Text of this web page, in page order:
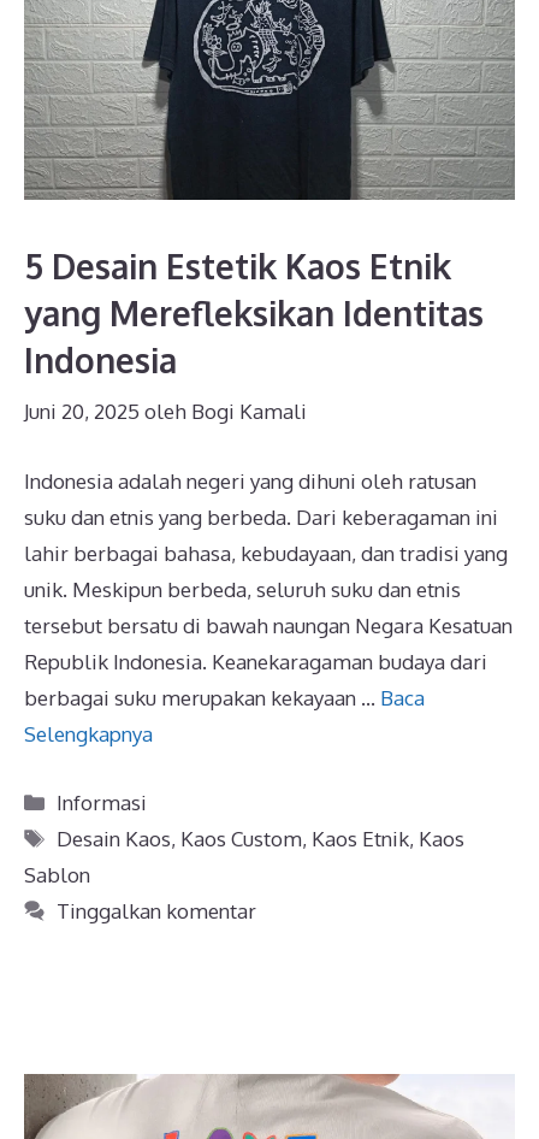
5 Desain Estetik Kaos Etnik
yang Merefleksikan Identitas
Indonesia
Juni 20, 2025 oleh Bogi Kamali
Indonesia adalah negeri yang dihuni oleh ratusan
suku dan etnis yang berbeda. Dari keberagaman ini
lahir berbagai bahasa, kebudayaan, dan tradisi yang
unik. Meskipun berbeda, seluruh suku dan etnis
tersebut bersatu di bawah naungan Negara Kesatuan
Republik Indonesia. Keanekaragaman budaya dari
berbagai suku merupakan kekayaan … Baca
Selengkapnya
Kategori
Informasi
Tag
Desain Kaos, Kaos Custom, Kaos Etnik, Kaos
Sablon
Tinggalkan komentar